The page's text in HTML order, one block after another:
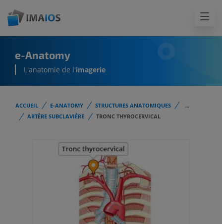
e-Anatomy
L'anatomie de l'imagerie
ACCUEIL E-ANATOMY STRUCTURES ANATOMIQUES
...
ARTÈRE SUBCLAVIÈRE
TRONC THYROCERVICAL